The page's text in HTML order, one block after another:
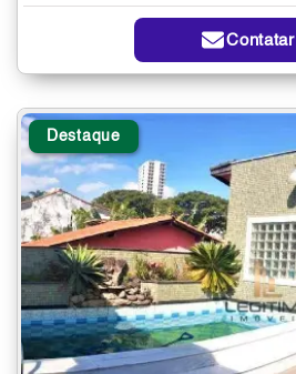
Contatar
Destaque